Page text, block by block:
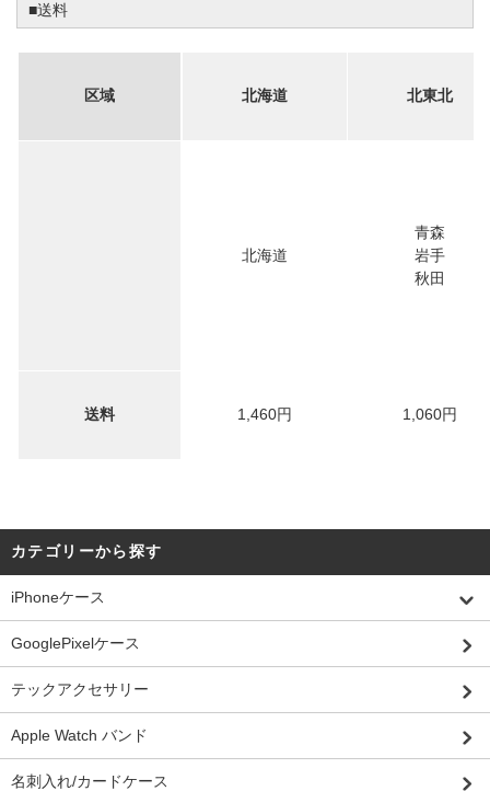
■送料
区域 北海道 北東北
北海道
青森
岩手
秋田
送料 1,460円 1,060円
カテゴリーから探す
iPhoneケース
GooglePixelケース
テックアクセサリー
Apple Watch バンド
名刺入れ/カードケース